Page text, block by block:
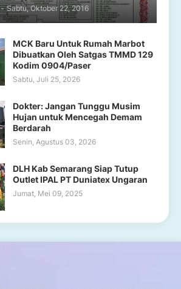
- Sabtu, Oktober 22, 2016
MCK Baru Untuk Rumah Marbot
Dibuatkan Oleh Satgas TMMD 129
Kodim 0904/Paser
Sabtu, Juli 25, 2026
Dokter: Jangan Tunggu Musim
Hujan untuk Mencegah Demam
Berdarah
Senin, Agustus 03, 2026
DLH Kab Semarang Siap Tutup
Outlet IPAL PT Duniatex Ungaran
Jumat, Mei 09, 2025